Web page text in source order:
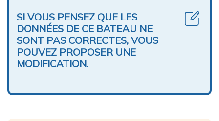
SI VOUS PENSEZ QUE LES
DONNÉES DE CE BATEAU NE
SONT PAS CORRECTES, VOUS
POUVEZ PROPOSER UNE
MODIFICATION.